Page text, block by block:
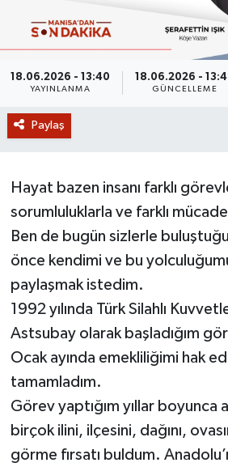
18.06.2026 - 13:40
YAYINLANMA
18.06.2026 -
GÜNCELLEME
Paylaş
Hayat bazen insanı farklı
sorumluluklarla ve farklı
Ben de bugün sizlerle
önce kendimi ve bu
paylaşmak istedim.
1992 yılında Türk Silahlı
Astsubay olarak başladığım
Ocak ayında emekliliğimi hak
tamamladım.
Görev yaptığım yıllar boyunca
birçok ilini, ilçesini, dağını,
görme fırsatı buldum.
GİZLİLİK SÖZLEŞMESİ
İLETİŞİM